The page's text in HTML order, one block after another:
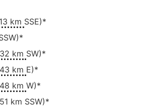
km SSE)*
km SW)*
km E)*
km W)*
km SSW)*